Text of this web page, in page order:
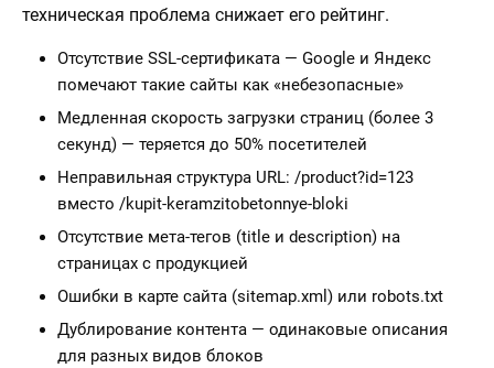
техническая проблема снижает его рейтинг.
Отсутствие SSL-сертификата — Google и Яндекс
помечают такие сайты как «небезопасные»
Медленная скорость загрузки страниц (более 3
секунд) — теряется до 50% посетителей
Неправильная структура URL: /product?id=123
вместо /kupit-keramzitobetonnye-bloki
Отсутствие мета-тегов (title и description) на
страницах с продукцией
Ошибки в карте сайта (sitemap.xml) или robots.txt
Дублирование контента — одинаковые описания
для разных видов блоков